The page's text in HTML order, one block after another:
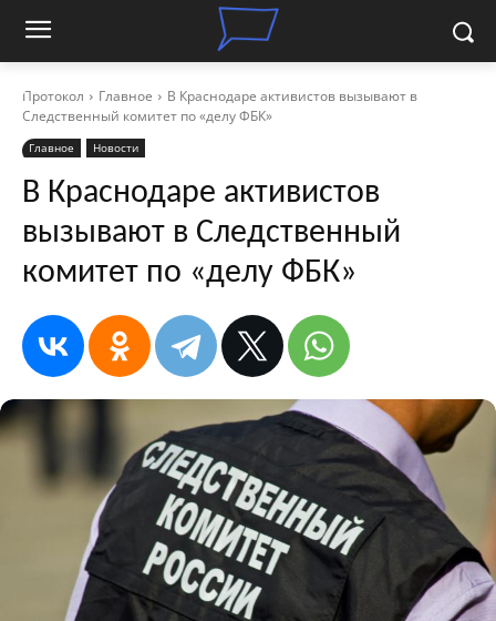
Протокол Главное
В Краснодаре активистов вызывают в
Следственный комитет по «делу ФБК»
Главное Новости
В Краснодаре активистов
вызывают в Следственный
комитет по «делу ФБК»